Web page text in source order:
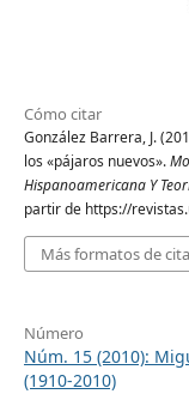
Cómo citar
González Barrera, J.
los «pájaros nuevos».
Hispanoamericana Y
partir de https://
Más formatos de cita
Número
Núm. 15 (2010):
(1910-2010)